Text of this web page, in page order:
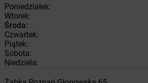
Poniedziałek:
Wtorek:
Środa:
Czwartek:
Piątek:
Sobota:
Niedziela: